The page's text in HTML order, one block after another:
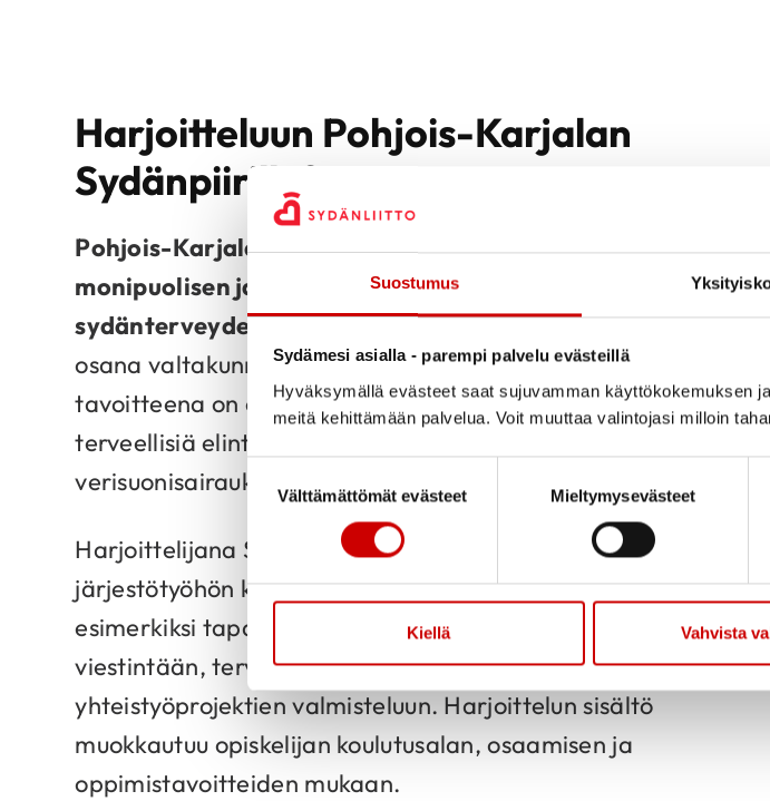
Suostumus
Sydämesi asialla - parempi palvelu evästeillä
Hyväksymällä evästeet saat sujuvamman käyttökokemuksen
meitä kehittämään palvelua. Voit muuttaa valintojasi milloin
Välttämättömät evästeet
Mieltymysevästeet
Kiellä Vahvista
Harjoitteluun Pohjois-Karjalan
Sydänpiirille?
Pohjois-Karjalan Sydänpiiri ry tarjoaa opiskelijoille
monipuolisen ja merkityksellisen harjoittelupaikan
sydänterveyden edistämisen parissa.Sydänpiiri toimii
osana valtakunnallista Sydänliittoa, ja sen toiminnan
tavoitteena on edistää alueen asukkaiden hyvinvointia,
terveellisiä elintapoja sekä ehkäistä sydän- ja
verisuonisairauksia.
Harjoittelijana Sydänpiirillä pääsee tutustumaan
järjestötyöhön käytännössä. Tehtävät voivat liittyä
esimerkiksi tapahtumien suunnitteluun ja toteutukseen,
viestintään, terveyskasvatukseen tai erilaisten
yhteistyöprojektien valmisteluun. Harjoittelun sisältö
muokkautuu opiskelijan koulutusalan, osaamisen ja
oppimistavoitteiden mukaan.